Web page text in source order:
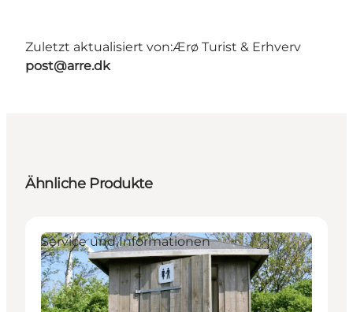
Zuletzt aktualisiert von:Ærø Turist & Erhverv
post@arre.dk
Ähnliche Produkte
Service und Informationen